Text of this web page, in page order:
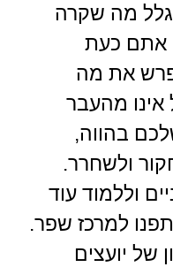
מה שקרה
אתם כעת
את מה
מהעבר
בהווה,
ולשחרר.
וללמוד עוד
למרכז שפר.
של יועצים